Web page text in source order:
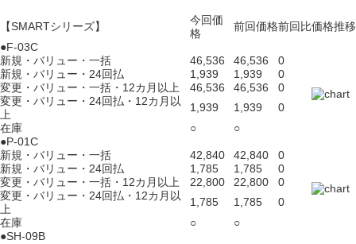
【SMARTシリーズ】
今回価
格
前回価格前回比価格推移
●F-03C
新規・バリュー・一括
46,536 46,536
0
新規・バリュー・24回払
1,939 1,939
0
変更・バリュー・一括・12カ月以上
46,536 46,536
0
変更・バリュー・24回払・12カ月以
上
1,939 1,939
0
在庫
○
○
●P-01C
新規・バリュー・一括
42,840 42,840
0
新規・バリュー・24回払
1,785 1,785
0
変更・バリュー・一括・12カ月以上
22,800 22,800
0
変更・バリュー・24回払・12カ月以
上
1,785 1,785
0
在庫
○
○
●SH-09B